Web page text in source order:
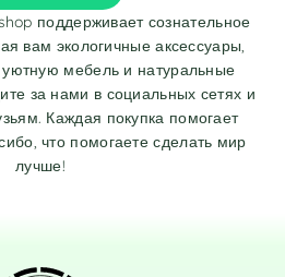
поддерживает сознательное
вам экологичные аксессуары,
мебель и натуральные
за нами в социальных сетях и
Каждая покупка помогает
что помогаете сделать мир
лучше!